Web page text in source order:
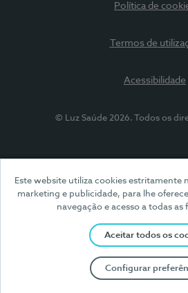
Este website utiliza cookies estritamente
marketing e publicidade, para lhe
navegação e acesso a todas as
Aceitar todos os
Configurar
Política de
Termos de
Acessibilidade
© Luz Saúde 2026. Todos os